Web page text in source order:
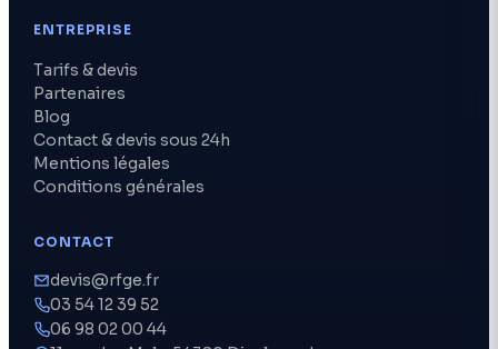
ENTREPRISE
Tarifs & devis
Partenaires
Blog
Contact & devis sous 24h
Mentions légales
Conditions générales
CONTACT
devis@rfge.fr
03 54 12 39 52
06 98 02 00 44